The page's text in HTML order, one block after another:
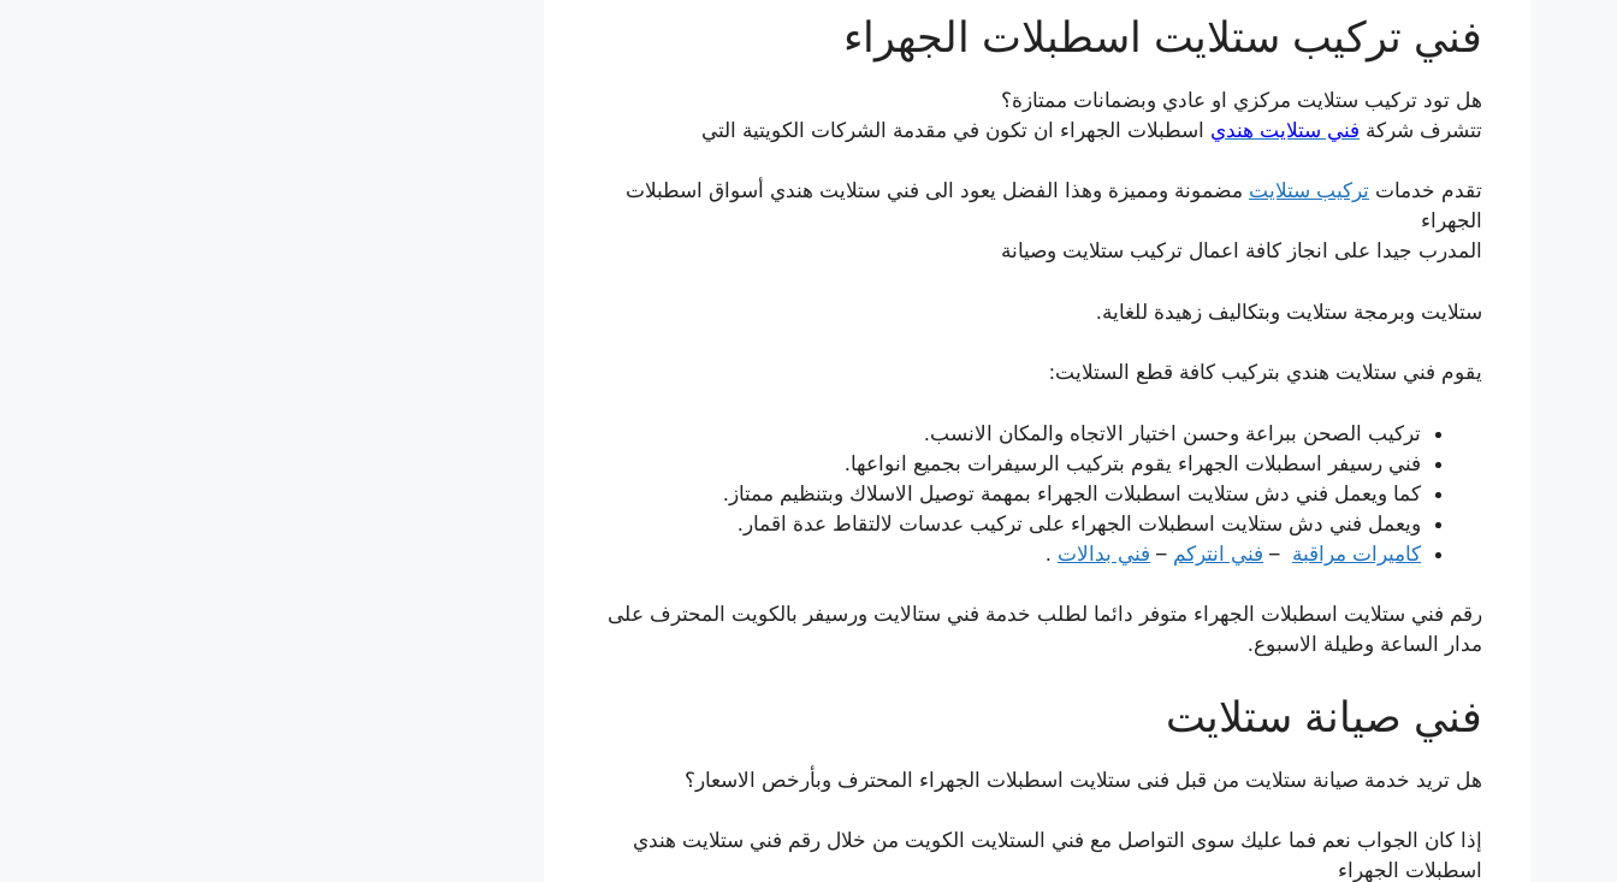
فني تركيب ستلايت اسطبلات الجهراء
هل تود تركيب ستلايت مركزي او عادي وبضمانات ممتازة؟
تتشرف شركة فني ستلايت هندي اسطبلات الجهراء ان تكون في مقدمة الشركات الكويتية التي
تقدم خدمات تركيب ستلايت مضمونة ومميزة وهذا الفضل يعود الى فني ستلايت هندي أسواق اسطبلات
الجهراء
المدرب جيدا على انجاز كافة اعمال تركيب ستلايت وصيانة
ستلايت وبرمجة ستلايت وبتكاليف زهيدة للغاية.
يقوم فني ستلايت هندي بتركيب كافة قطع الستلايت:
تركيب الصحن ببراعة وحسن اختيار الاتجاه والمكان الانسب.
فني رسيفر اسطبلات الجهراء يقوم بتركيب الرسيفرات بجميع انواعها.
كما ويعمل فني دش ستلايت اسطبلات الجهراء بمهمة توصيل الاسلاك وبتنظيم ممتاز.
ويعمل فني دش ستلايت اسطبلات الجهراء على تركيب عدسات لالتقاط عدة اقمار.
كاميرات مراقبة – فني انتركم – فني بدالات .
رقم فني ستلايت اسطبلات الجهراء متوفر دائما لطلب خدمة فني ستالايت ورسيفر بالكويت المحترف على
مدار الساعة وطيلة الاسبوع.
فني صيانة ستلايت
هل تريد خدمة صيانة ستلايت من قبل فنى ستلايت اسطبلات الجهراء المحترف وبأرخص الاسعار؟
إذا كان الجواب نعم فما عليك سوى التواصل مع فني الستلايت الكويت من خلال رقم فني ستلايت هندي
اسطبلات الجهراء